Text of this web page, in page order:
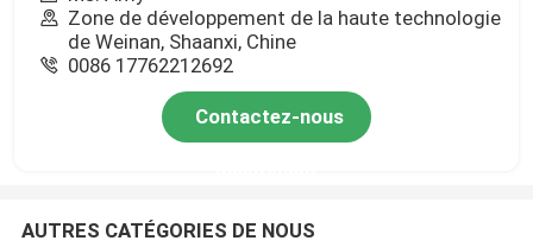
Zone de développement de la haute technologie
de Weinan, Shaanxi, Chine
0086 17762212692
Contactez-nous
AUTRES CATÉGORIES DE NOUS